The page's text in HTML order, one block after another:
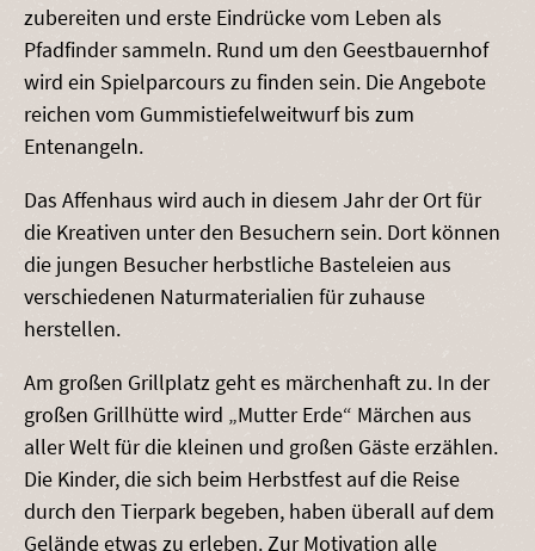
zubereiten und erste Eindrücke vom Leben als
Pfadfinder sammeln. Rund um den Geestbauernhof
wird ein Spielparcours zu finden sein. Die Angebote
reichen vom Gummistiefelweitwurf bis zum
Entenangeln.
Das Affenhaus wird auch in diesem Jahr der Ort für
die Kreativen unter den Besuchern sein. Dort können
die jungen Besucher herbstliche Basteleien aus
verschiedenen Naturmaterialien für zuhause
herstellen.
Am großen Grillplatz geht es märchenhaft zu. In der
großen Grillhütte wird „Mutter Erde“ Märchen aus
aller Welt für die kleinen und großen Gäste erzählen.
Die Kinder, die sich beim Herbstfest auf die Reise
durch den Tierpark begeben, haben überall auf dem
Gelände etwas zu erleben. Zur Motivation alle